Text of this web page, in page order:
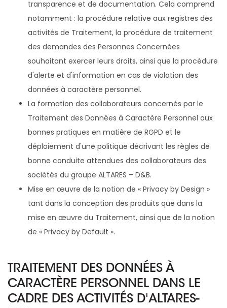
transparence et de documentation. Cela comprend
notamment : la procédure relative aux registres des
activités de Traitement, la procédure de traitement
des demandes des Personnes Concernées
souhaitant exercer leurs droits, ainsi que la procédure
d'alerte et d'information en cas de violation des
données à caractère personnel.
La formation des collaborateurs concernés par le
Traitement des Données à Caractère Personnel aux
bonnes pratiques en matière de RGPD et le
déploiement d'une politique décrivant les règles de
bonne conduite attendues des collaborateurs des
sociétés du groupe ALTARES – D&B.
Mise en œuvre de la notion de « Privacy by Design »
tant dans la conception des produits que dans la
mise en œuvre du Traitement, ainsi que de la notion
de « Privacy by Default ».
TRAITEMENT DES DONNÉES À
CARACTÈRE PERSONNEL DANS LE
CADRE DES ACTIVITÉS D'ALTARES-